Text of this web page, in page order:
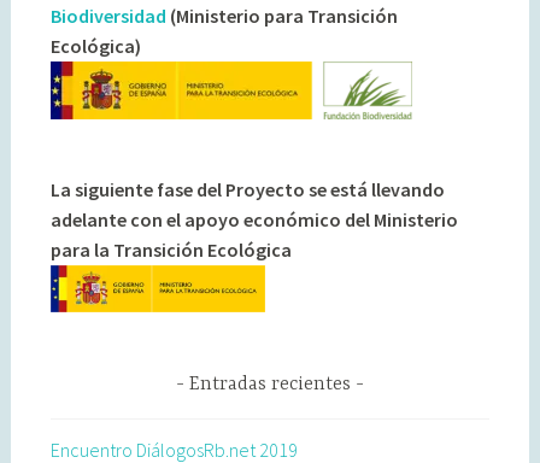
Biodiversidad (Ministerio para Transición
Ecológica)
La siguiente fase del Proyecto se está llevando
adelante con el apoyo económico del Ministerio
para la Transición Ecológica
Entradas recientes
Encuentro DiálogosRb.net 2019